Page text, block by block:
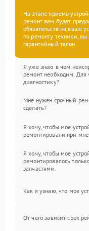
На этапе приема
ремонт вам будет
обязательств на ваше
по ремонту техники,
гарантийный талон.
Я уже знаю в чем
ремонт необходим. Для
диагностику?
Мне нужен срочный
сделать?
Я хочу, чтобы мое
ремонтировали при мне.
Я хочу, чтобы мое
ремонтировалось
запчастями.
Как я узнаю, что мое
От чего зависит срок